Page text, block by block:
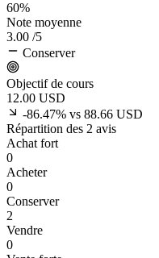
60%
Note moyenne
3.00 /5
Conserver
Objectif de cours
12.00 USD
-86.47% vs 88.66 USD
Répartition des 2 avis
Achat fort
0
Acheter
0
Conserver
2
Vendre
0